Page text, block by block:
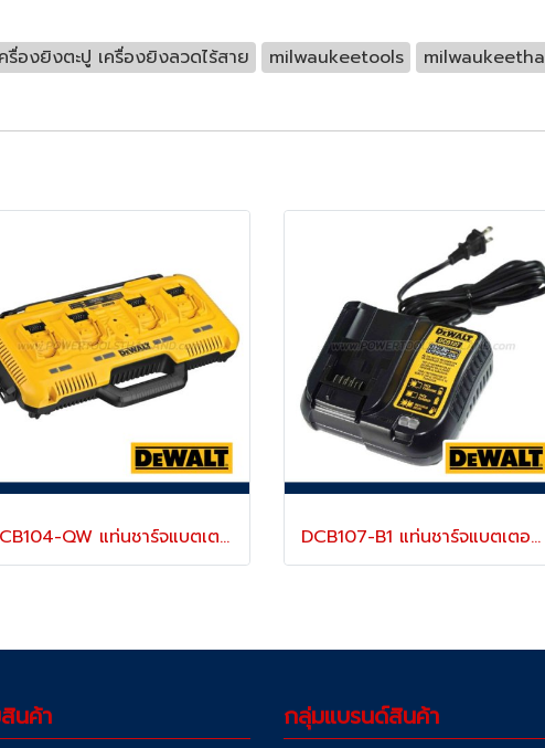
รื่องยิงตะปู เครื่องยิงลวดไร้สาย milwaukeetools
DCB104-QW แท่นชาร์จแบตเตอรี่ 4 ช่อง รุ่นชาร์จเร็ว "DEWALT" ดีวอลท์ DCB107-B1 แท่นชาร์จแบตเตอรี่ 12V/20V MAX (ใช้ชาร์จแบตเตอรี่ DEWALT ได้ทุกรุ่น) "DEWALT" ดีวอลท์
นค้า กลุ่มแบรนด์สินค้า